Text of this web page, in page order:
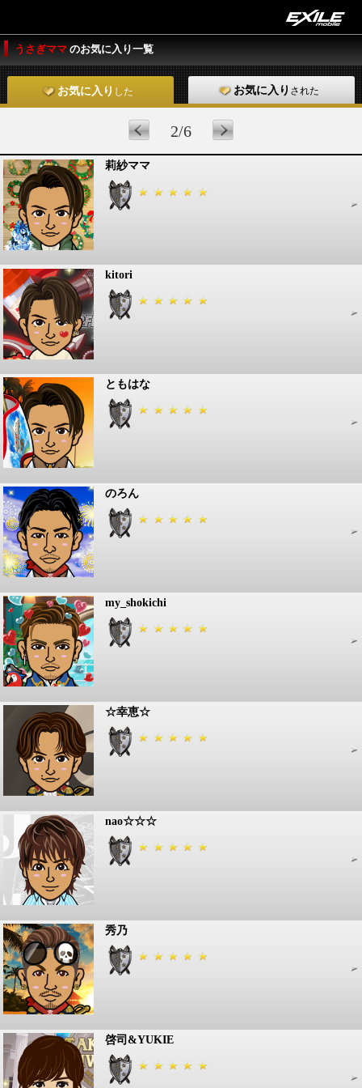
うさぎママ のお気に入り一覧
お気に入り した お気に入り された
2/6
莉紗ママ
kitori
ともはな
のろん
my_shokichi
☆幸恵☆
nao☆☆☆
秀乃
啓司&YUKIE